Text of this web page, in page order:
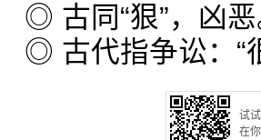
◎ 古同“狠”，凶恶
◎ 古代指争讼：“
试
在